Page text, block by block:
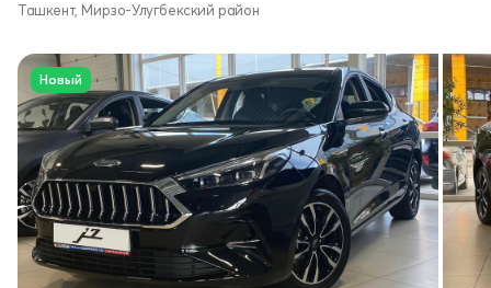
Ташкент, Мирзо-Улугбекский район
Новый